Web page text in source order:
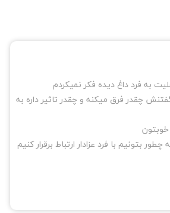
به فرد داغ دیده فکر نمیکردم
چقدر فرق میکنه و چقدر تاثیر داره به
بتونیم با فرد عزادار ارتباط برقرار کنیم